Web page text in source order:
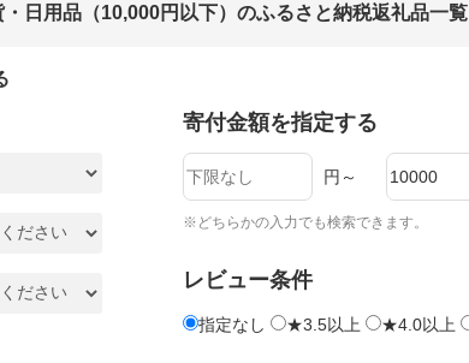
日用品（10,000円以下）のふるさと納税返礼品一覧
寄付金額を指定する
円～
※どちらかの入力でも検索できます。
レビュー条件
指定なし ★3.5以上 ★4.0以上